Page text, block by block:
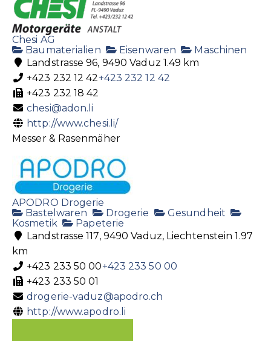
Chesi AG
Baumaterialien
Eisenwaren
Maschinen
Landstrasse 96, 9490 Vaduz 1.49 km
+423 232 12 42+423 232 12 42
+423 232 18 42
chesi@adon.li
http://www.chesi.li/
Messer & Rasenmäher
APODRO Drogerie
Bastelwaren
Drogerie
Gesundheit
Kosmetik
Papeterie
Landstrasse 117, 9490 Vaduz, Liechtenstein 1.97
km
+423 233 50 00+423 233 50 00
+423 233 50 01
drogerie-vaduz@apodro.ch
http://www.apodro.li